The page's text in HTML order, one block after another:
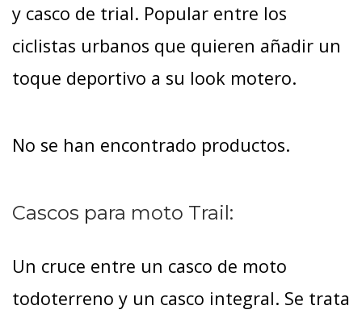
y casco de trial. Popular entre los
ciclistas urbanos que quieren añadir un
toque deportivo a su look motero.
No se han encontrado productos.
Cascos para moto Trail:
Un cruce entre un casco de moto
todoterreno y un casco integral. Se trata